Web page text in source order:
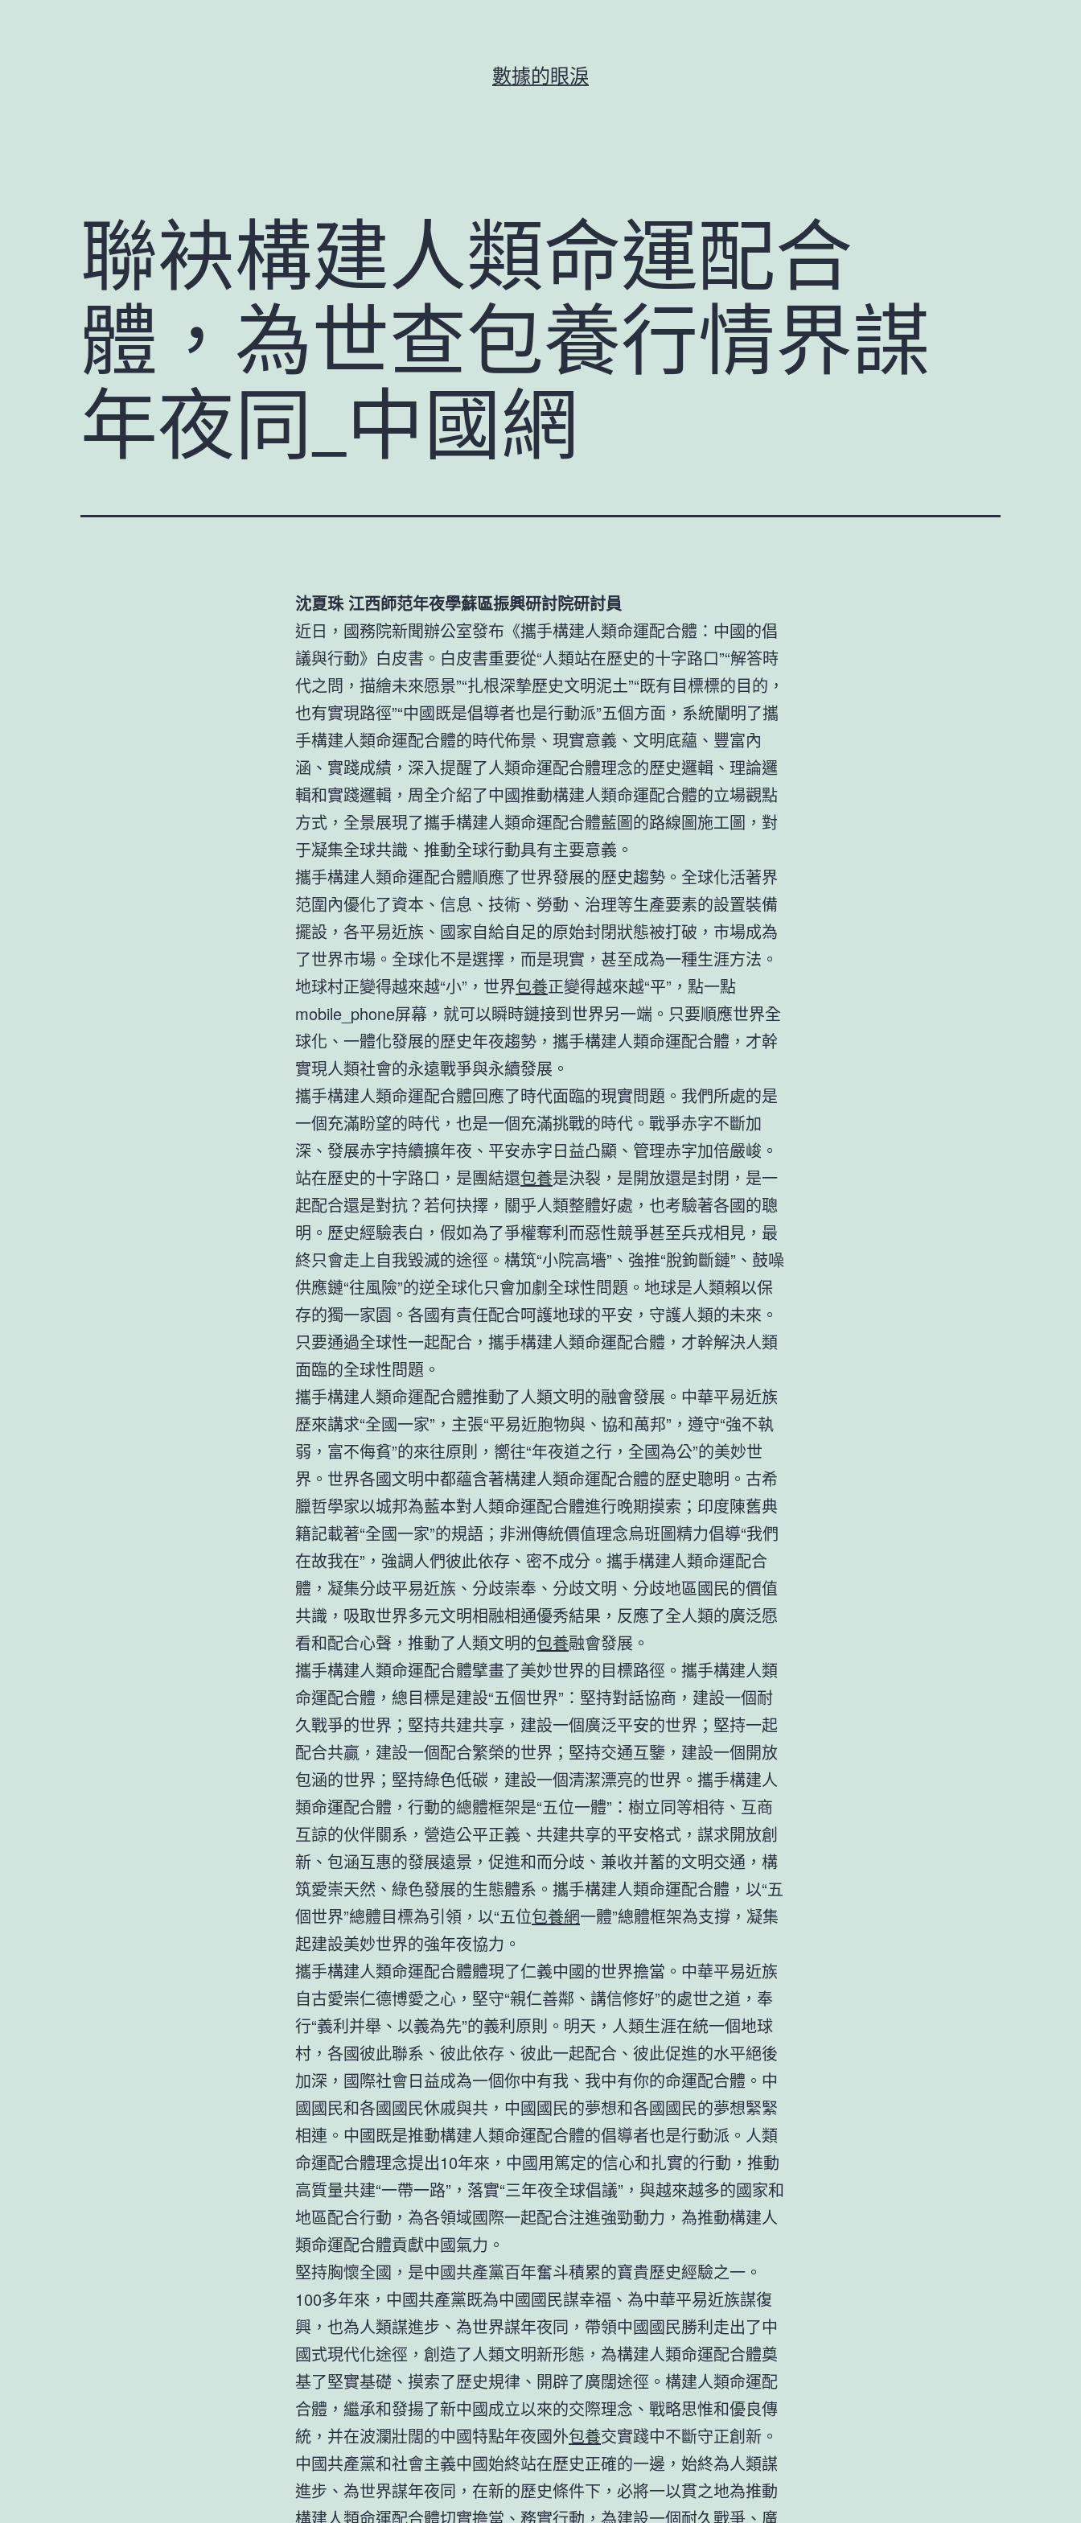
數據的眼淚
聯袂構建人類命運配合
體，為世查包養行情界謀
年夜同_中國網
沈夏珠 江西師范年夜學蘇區振興研討院研討員
近日，國務院新聞辦公室發布《攜手構建人類命運配合體：中國的倡
議與行動》白皮書。白皮書重要從“人類站在歷史的十字路口”“解答時
代之問，描繪未來愿景”“扎根深摯歷史文明泥土”“既有目標標的目的，
也有實現路徑”“中國既是倡導者也是行動派”五個方面，系統闡明了攜
手構建人類命運配合體的時代佈景、現實意義、文明底蘊、豐富內
涵、實踐成績，深入提醒了人類命運配合體理念的歷史邏輯、理論邏
輯和實踐邏輯，周全介紹了中國推動構建人類命運配合體的立場觀點
方式，全景展現了攜手構建人類命運配合體藍圖的路線圖施工圖，對
于凝集全球共識、推動全球行動具有主要意義。
攜手構建人類命運配合體順應了世界發展的歷史趨勢。全球化活著界
范圍內優化了資本、信息、技術、勞動、治理等生產要素的設置裝備
擺設，各平易近族、國家自給自足的原始封閉狀態被打破，市場成為
了世界市場。全球化不是選擇，而是現實，甚至成為一種生涯方法。
地球村正變得越來越“小”，世界包養正變得越來越“平”，點一點
mobile_phone屏幕，就可以瞬時鏈接到世界另一端。只要順應世界全
球化、一體化發展的歷史年夜趨勢，攜手構建人類命運配合體，才幹
實現人類社會的永遠戰爭與永續發展。
攜手構建人類命運配合體回應了時代面臨的現實問題。我們所處的是
一個充滿盼望的時代，也是一個充滿挑戰的時代。戰爭赤字不斷加
深、發展赤字持續擴年夜、平安赤字日益凸顯、管理赤字加倍嚴峻。
站在歷史的十字路口，是團結還包養是決裂，是開放還是封閉，是一
起配合還是對抗？若何抉擇，關乎人類整體好處，也考驗著各國的聰
明。歷史經驗表白，假如為了爭權奪利而惡性競爭甚至兵戎相見，最
終只會走上自我毀滅的途徑。構筑“小院高墻”、強推“脫鉤斷鏈”、鼓噪
供應鏈“往風險”的逆全球化只會加劇全球性問題。地球是人類賴以保
存的獨一家園。各國有責任配合呵護地球的平安，守護人類的未來。
只要通過全球性一起配合，攜手構建人類命運配合體，才幹解決人類
面臨的全球性問題。
攜手構建人類命運配合體推動了人類文明的融會發展。中華平易近族
歷來講求“全國一家”，主張“平易近胞物與、協和萬邦”，遵守“強不執
弱，富不侮貧”的來往原則，嚮往“年夜道之行，全國為公”的美妙世
界。世界各國文明中都蘊含著構建人類命運配合體的歷史聰明。古希
臘哲學家以城邦為藍本對人類命運配合體進行晚期摸索；印度陳舊典
籍記載著“全國一家”的規語；非洲傳統價值理念烏班圖精力倡導“我們
在故我在”，強調人們彼此依存、密不成分。攜手構建人類命運配合
體，凝集分歧平易近族、分歧崇奉、分歧文明、分歧地區國民的價值
共識，吸取世界多元文明相融相通優秀結果，反應了全人類的廣泛愿
看和配合心聲，推動了人類文明的包養融會發展。
攜手構建人類命運配合體擘畫了美妙世界的目標路徑。攜手構建人類
命運配合體，總目標是建設“五個世界”：堅持對話協商，建設一個耐
久戰爭的世界；堅持共建共享，建設一個廣泛平安的世界；堅持一起
配合共贏，建設一個配合繁榮的世界；堅持交通互鑒，建設一個開放
包涵的世界；堅持綠色低碳，建設一個清潔漂亮的世界。攜手構建人
類命運配合體，行動的總體框架是“五位一體”：樹立同等相待、互商
互諒的伙伴關系，營造公平正義、共建共享的平安格式，謀求開放創
新、包涵互惠的發展遠景，促進和而分歧、兼收并蓄的文明交通，構
筑愛崇天然、綠色發展的生態體系。攜手構建人類命運配合體，以“五
個世界”總體目標為引領，以“五位包養網一體”總體框架為支撐，凝集
起建設美妙世界的強年夜協力。
攜手構建人類命運配合體體現了仁義中國的世界擔當。中華平易近族
自古愛崇仁德博愛之心，堅守“親仁善鄰、講信修好”的處世之道，奉
行“義利并舉、以義為先”的義利原則。明天，人類生涯在統一個地球
村，各國彼此聯系、彼此依存、彼此一起配合、彼此促進的水平絕後
加深，國際社會日益成為一個你中有我、我中有你的命運配合體。中
國國民和各國國民休戚與共，中國國民的夢想和各國國民的夢想緊緊
相連。中國既是推動構建人類命運配合體的倡導者也是行動派。人類
命運配合體理念提出10年來，中國用篤定的信心和扎實的行動，推動
高質量共建“一帶一路”，落實“三年夜全球倡議”，與越來越多的國家和
地區配合行動，為各領域國際一起配合注進強勁動力，為推動構建人
類命運配合體貢獻中國氣力。
堅持胸懷全國，是中國共產黨百年奮斗積累的寶貴歷史經驗之一。
100多年來，中國共產黨既為中國國民謀幸福、為中華平易近族謀復
興，也為人類謀進步、為世界謀年夜同，帶領中國國民勝利走出了中
國式現代化途徑，創造了人類文明新形態，為構建人類命運配合體奠
基了堅實基礎、摸索了歷史規律、開辟了廣闊途徑。構建人類命運配
合體，繼承和發揚了新中國成立以來的交際理念、戰略思惟和優良傳
統，并在波瀾壯闊的中國特點年夜國外包養交實踐中不斷守正創新。
中國共產黨和社會主義中國始終站在歷史正確的一邊，始終為人類謀
進步、為世界謀年夜同，在新的歷史條件下，必將一以貫之地為推動
構建人類命運配合體切實擔當、務實行動，為建設一個耐久戰爭、廣